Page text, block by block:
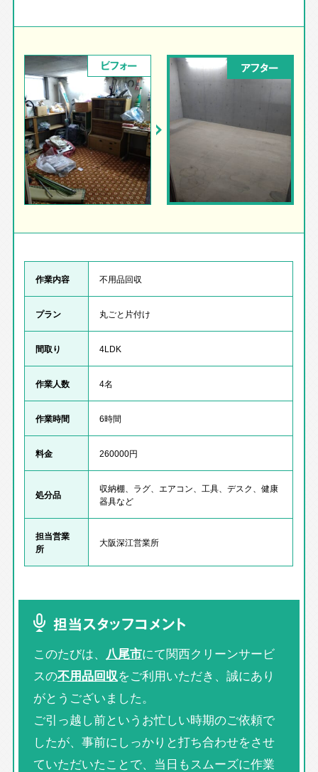
ビフォー アフター
作業内容 不用品回収
プラン 丸ごと片付け
間取り 4LDK
作業人数 4名
作業時間 6時間
料金 260000円
処分品
収納棚、ラグ、エアコン、工具、デスク、健康
器具など
担当営業
所
大阪深江営業所
担当スタッフコメント
このたびは、 八尾市にて関西クリーンサービ
スの不用品回収をご利用いただき、誠にあり
がとうございました。
ご引っ越し前というお忙しい時期のご依頼で
したが、事前にしっかりと打ち合わせをさせ
ていただいたことで、当日もスムーズに作業